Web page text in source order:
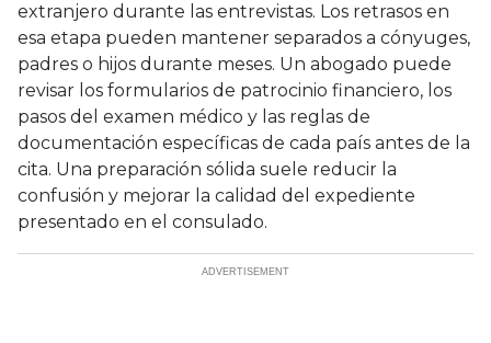
extranjero durante las entrevistas. Los retrasos en
esa etapa pueden mantener separados a cónyuges,
padres o hijos durante meses. Un abogado puede
revisar los formularios de patrocinio financiero, los
pasos del examen médico y las reglas de
documentación específicas de cada país antes de la
cita. Una preparación sólida suele reducir la
confusión y mejorar la calidad del expediente
presentado en el consulado.